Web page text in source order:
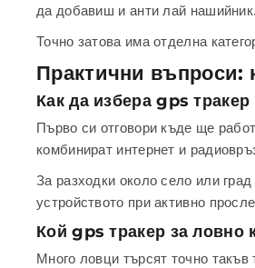
да добавиш и анти лай нашийник.
Точно затова има отделна
Практични въпроси:
Как да избера gps
Първо си отговори къде ще
комбинират интернет и
За разходки около село или
устройството при активно
Кой gps тракер за ловно
Много ловци търсят точно